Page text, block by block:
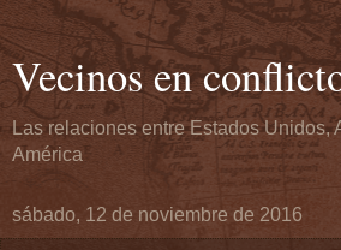
Vecinos en
Las relaciones entre Estados Unidos,
América
sábado, 12 de noviembre de 2016